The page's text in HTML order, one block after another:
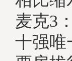
麦克3
十强唯